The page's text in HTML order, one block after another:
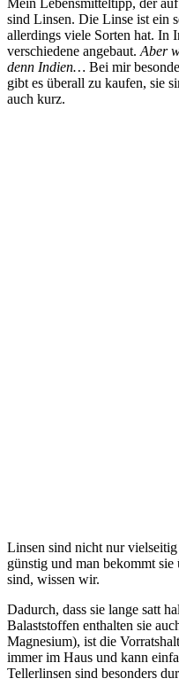
sind Linsen. Die Linse ist ein
allerdings viele Sorten hat. In
verschiedene angebaut. Aber
denn Indien… Bei mir
gibt es überall zu kaufen, sie
auch kurz.
Linsen sind nicht nur
günstig und man bekommt
sind, wissen wir.
Dadurch, dass sie lange satt
Balaststoffen enthalten sie
Magnesium), ist die
immer im Haus und kann
Tellerlinsen sind besonders